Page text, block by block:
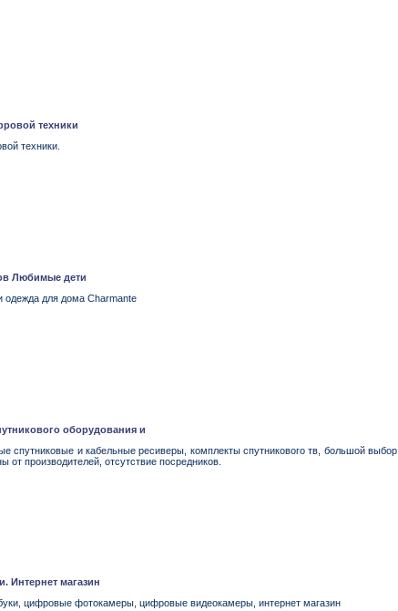
техники
техники.
Любимые дети
одежда для дома Charmante
оборудования и
спутниковые и кабельные ресиверы, комплекты спутникового тв, большой выбор
от производителей, отсутствие посредников.
Интернет магазин
цифровые фотокамеры, цифровые видеокамеры, интернет магазин